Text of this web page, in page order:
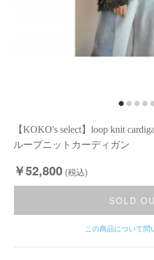
【KOKO's select】loop knit
ループニットカーディガン
￥52,800 (税込)
SOLD
この商品について問